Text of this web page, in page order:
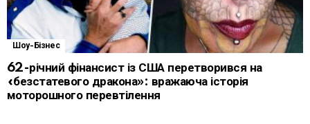
Шоу-Бізнес
62-річний фінансист із США перетворився на
«безстатевого дракона»: вражаюча історія
моторошного перевтілення